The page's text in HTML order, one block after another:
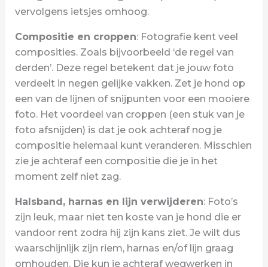
vervolgens ietsjes omhoog.
Compositie en croppen: Fotografie kent veel
composities. Zoals bijvoorbeeld ‘de regel van
derden’. Deze regel betekent dat je jouw foto
verdeelt in negen gelijke vakken. Zet je hond op
een van de lijnen of snijpunten voor een mooiere
foto. Het voordeel van croppen (een stuk van je
foto afsnijden) is dat je ook achteraf nog je
compositie helemaal kunt veranderen. Misschien
zie je achteraf een compositie die je in het
moment zelf niet zag.
Halsband, harnas en lijn verwijderen: Foto’s
zijn leuk, maar niet ten koste van je hond die er
vandoor rent zodra hij zijn kans ziet. Je wilt dus
waarschijnlijk zijn riem, harnas en/of lijn graag
omhouden. Die kun je achteraf wegwerken in